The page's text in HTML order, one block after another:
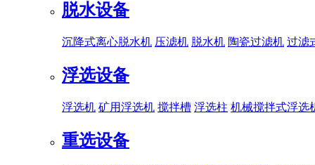
脱水设备
沉降式离心脱水机 压滤机 脱水机 陶瓷过滤机 过滤
浮选设备
浮选机 矿用浮选机 搅拌槽 浮选柱 机械搅拌式浮选
重选设备